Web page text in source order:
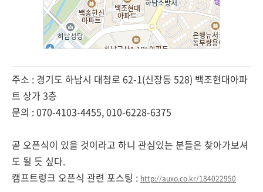
주소 : 경기도 하남시 대청로 62-1(신장동 528) 백조현대아파
트 상가 3층
문의 : 070-4103-4455, 010-6228-6375
곧 오픈식이 있을 것이라고 하니 관심있는 분들은 찾아가보셔
도 될 듯 싶다.
캠프트렁크 오픈식 관련 포스팅 : http://auxo.co.kr/184022950